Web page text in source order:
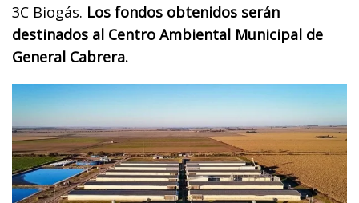
3C Biogás. Los fondos obtenidos serán
destinados al Centro Ambiental Municipal de
General Cabrera.